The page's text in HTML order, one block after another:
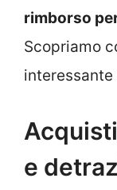
rimborso
Scopriamo
interessante
e